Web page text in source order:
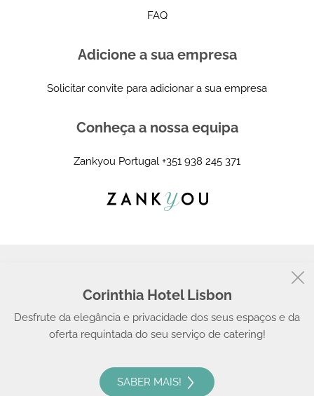
Corinthia Hotel Lisbon
Desfrute da elegância e privacidade dos seus espaços e da
oferta requintada do seu serviço de catering!
SABER MAIS!
FAQ
Adicione a sua empresa
Solicitar convite para adicionar a sua empresa
Conheça a nossa equipa
Zankyou Portugal +351 938 245 371
© 2008 - 2026, Zankyou